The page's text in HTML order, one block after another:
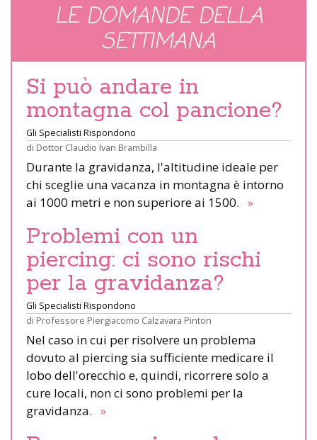
LE DOMANDE DELLA
SETTIMANA
Si può andare in
montagna col pancione?
Gli Specialisti Rispondono
di Dottor Claudio Ivan Brambilla
Durante la gravidanza, l'altitudine ideale per
chi sceglie una vacanza in montagna è intorno
ai 1000 metri e non superiore ai 1500. »
Problemi con un
piercing: ci sono rischi
per la gravidanza?
Gli Specialisti Rispondono
di Professore Piergiacomo Calzavara Pinton
Nel caso in cui per risolvere un problema
dovuto al piercing sia sufficiente medicare il
lobo dell'orecchio e, quindi, ricorrere solo a
cure locali, non ci sono problemi per la
gravidanza. »